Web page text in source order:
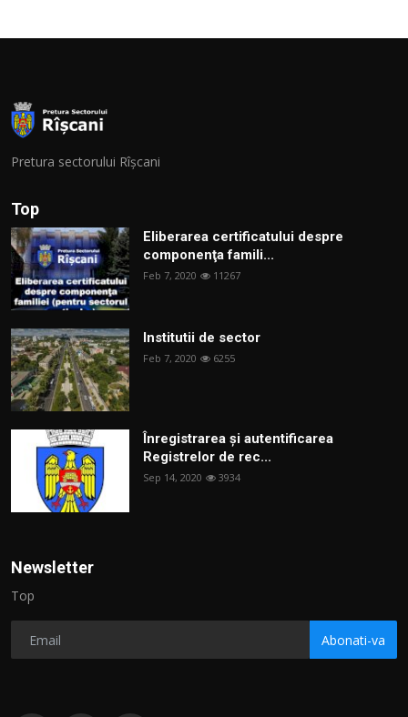
Pretura sectorului Rîșcani
Top
Eliberarea certificatului despre
componenţa famili...
Feb 7, 2020 11267
Institutii de sector
Feb 7, 2020 6255
Înregistrarea și autentificarea
Registrelor de rec...
Sep 14, 2020 3934
Newsletter
Top
Abonati-va